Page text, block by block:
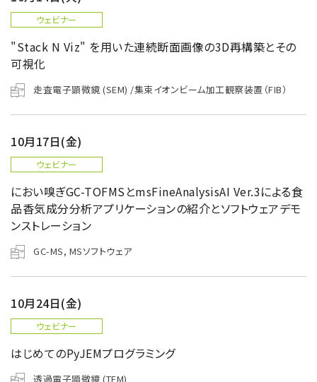
ウェビナー
"Stack N Viz" を用いた連続断面画像の3D再構築とその
可視化
走査電子顕微鏡 (SEM) /集束イオンビーム加工観察装置（FIB）
10月17日(金)
ウェビナー
におい嗅ぎGC-TOFMSとmsFineAnalysisAI Ver.3による食
品香気成分分析アプリケーションの紹介とソフトウェアデモ
ンストレーション
GC-MS, MSソフトウェア
10月24日(金)
ウェビナー
はじめてのPyJEMプログラミング
透過電子顕微鏡 (TEM)